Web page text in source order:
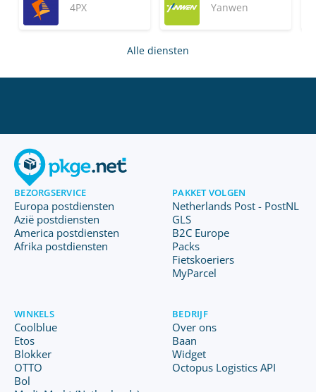
4PX Yanwen
Alle diensten
BEZORGSERVICE
Europa postdiensten
Azië postdiensten
America postdiensten
Afrika postdiensten
PAKKET VOLGEN
Netherlands Post - PostNL
GLS
B2C Europe
Packs
Fietskoeriers
MyParcel
WINKELS
Coolblue
Etos
Blokker
OTTO
Bol
BEDRIJF
Over ons
Baan
Widget
Octopus Logistics API